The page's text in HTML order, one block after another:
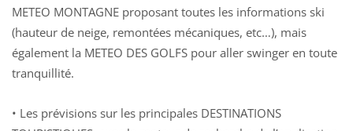
METEO MONTAGNE proposant toutes les informations ski
(hauteur de neige, remontées mécaniques, etc…), mais
également la METEO DES GOLFS pour aller swinger en toute
tranquillité.
• Les prévisions sur les principales DESTINATIONS